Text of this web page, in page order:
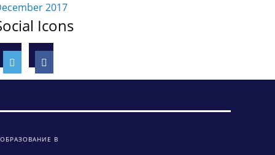
2017
Icons
ОБРАЗОВАНИЕ В